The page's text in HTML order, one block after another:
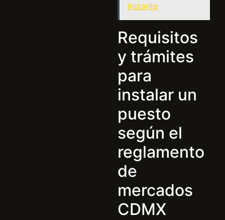
Instante
Requisitos
y trámites
para
instalar un
puesto
según el
reglamento
de
mercados
CDMX